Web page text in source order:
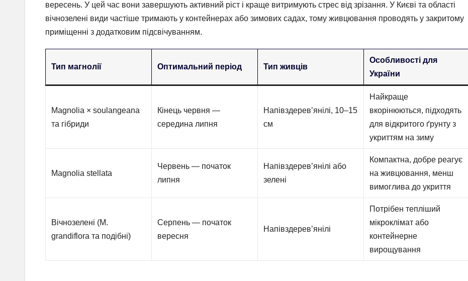
вересень. У цей час вони завершують активний ріст і краще витримують стрес від зрізання. У Києві та області
вічнозелені види частіше тримають у контейнерах або зимових садах, тому живцювання проводять у закритому
приміщенні з додатковим підсвічуванням.
Тип магнолії Оптимальний період Тип живців
Особливості для
України
Magnolia × soulangeana
та гібриди
Кінець червня —
середина липня
Напівздерев’янілі, 10–15
см
Найкраще
вкорінюються, підходять
для відкритого ґрунту з
укриттям на зиму
Magnolia stellata
Червень — початок
липня
Напівздерев’янілі або
зелені
Компактна, добре реагує
на живцювання, менш
вимоглива до укриття
Вічнозелені (M.
grandiflora та подібні)
Серпень — початок
вересня
Напівздерев’янілі
Потрібен тепліший
мікроклімат або
контейнерне
вирощування